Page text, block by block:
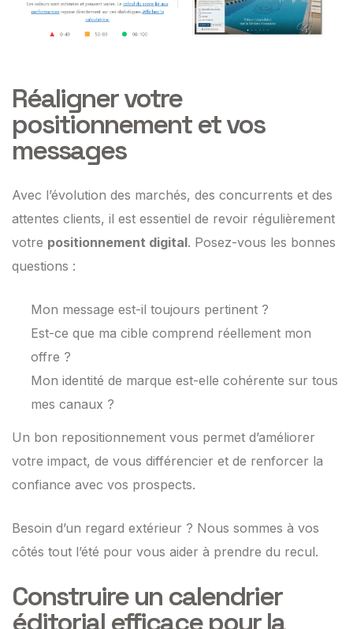
Réaligner votre
positionnement et vos
messages
Avec l’évolution des marchés, des concurrents et des
attentes clients, il est essentiel de revoir régulièrement
votre positionnement digital. Posez-vous les bonnes
questions :
Mon message est-il toujours pertinent ?
Est-ce que ma cible comprend réellement mon
offre ?
Mon identité de marque est-elle cohérente sur tous
mes canaux ?
Un bon repositionnement vous permet d’améliorer
votre impact, de vous différencier et de renforcer la
confiance avec vos prospects.
Besoin d’un regard extérieur ? Nous sommes à vos
côtés tout l’été pour vous aider à prendre du recul.
Construire un calendrier
éditorial efficace pour la